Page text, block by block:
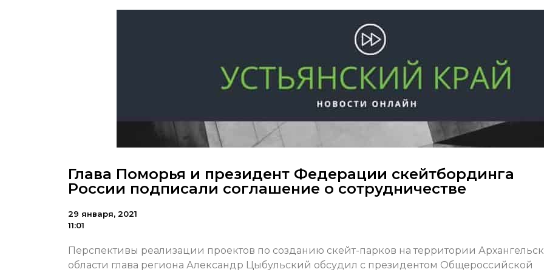
Глава Поморья и президент Федерации скейтбординга
России подписали соглашение о сотрудничестве
29 января, 2021
11:01
Перспективы реализации проектов по созданию скейт-парков на территории
области глава региона Александр Цыбульский обсудил с президентом Общероссийской